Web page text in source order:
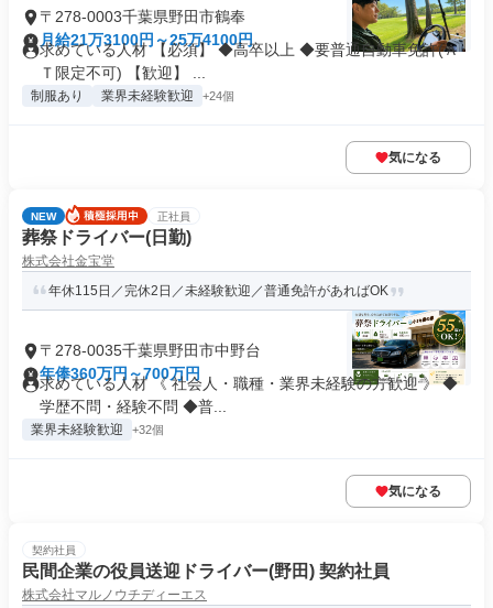
〒278-0003千葉県野田市鶴奉
月給21万3100円～25万4100円
求めている人材 【必須】 ◆高卒以上 ◆要普通自動車免許(Ａ
Ｔ限定不可) 【歓迎】 ...
制服あり 業界未経験歓迎 +24個
気になる
NEW 正社員
葬祭ドライバー(日勤)
株式会社金宝堂
年休115日／完休2日／未経験歓迎／普通免許があればOK
〒278-0035千葉県野田市中野台
年俸360万円～700万円
求めている人材 《 社会人・職種・業界未経験の方歓迎 》 ◆
学歴不問・経験不問 ◆普...
業界未経験歓迎 +32個
気になる
契約社員
民間企業の役員送迎ドライバー(野田) 契約社員
株式会社マルノウチディーエス